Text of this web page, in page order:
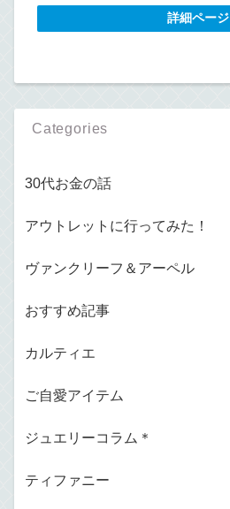
詳細ページ
Categories
30代お金の話
アウトレットに行ってみた！
ヴァンクリーフ＆アーペル
おすすめ記事
カルティエ
ご自愛アイテム
ジュエリーコラム＊
ティファニー